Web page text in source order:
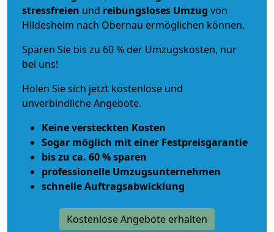
stressfreien und reibungsloses Umzug von
Hildesheim nach Obernau ermöglichen können.
Sparen Sie bis zu 60 % der Umzugskosten, nur
bei uns!
Holen Sie sich jetzt kostenlose und
unverbindliche Angebote.
Keine versteckten Kosten
Sogar möglich mit einer Festpreisgarantie
bis zu ca. 60 % sparen
professionelle Umzugsunternehmen
schnelle Auftragsabwicklung
Kostenlose Angebote erhalten